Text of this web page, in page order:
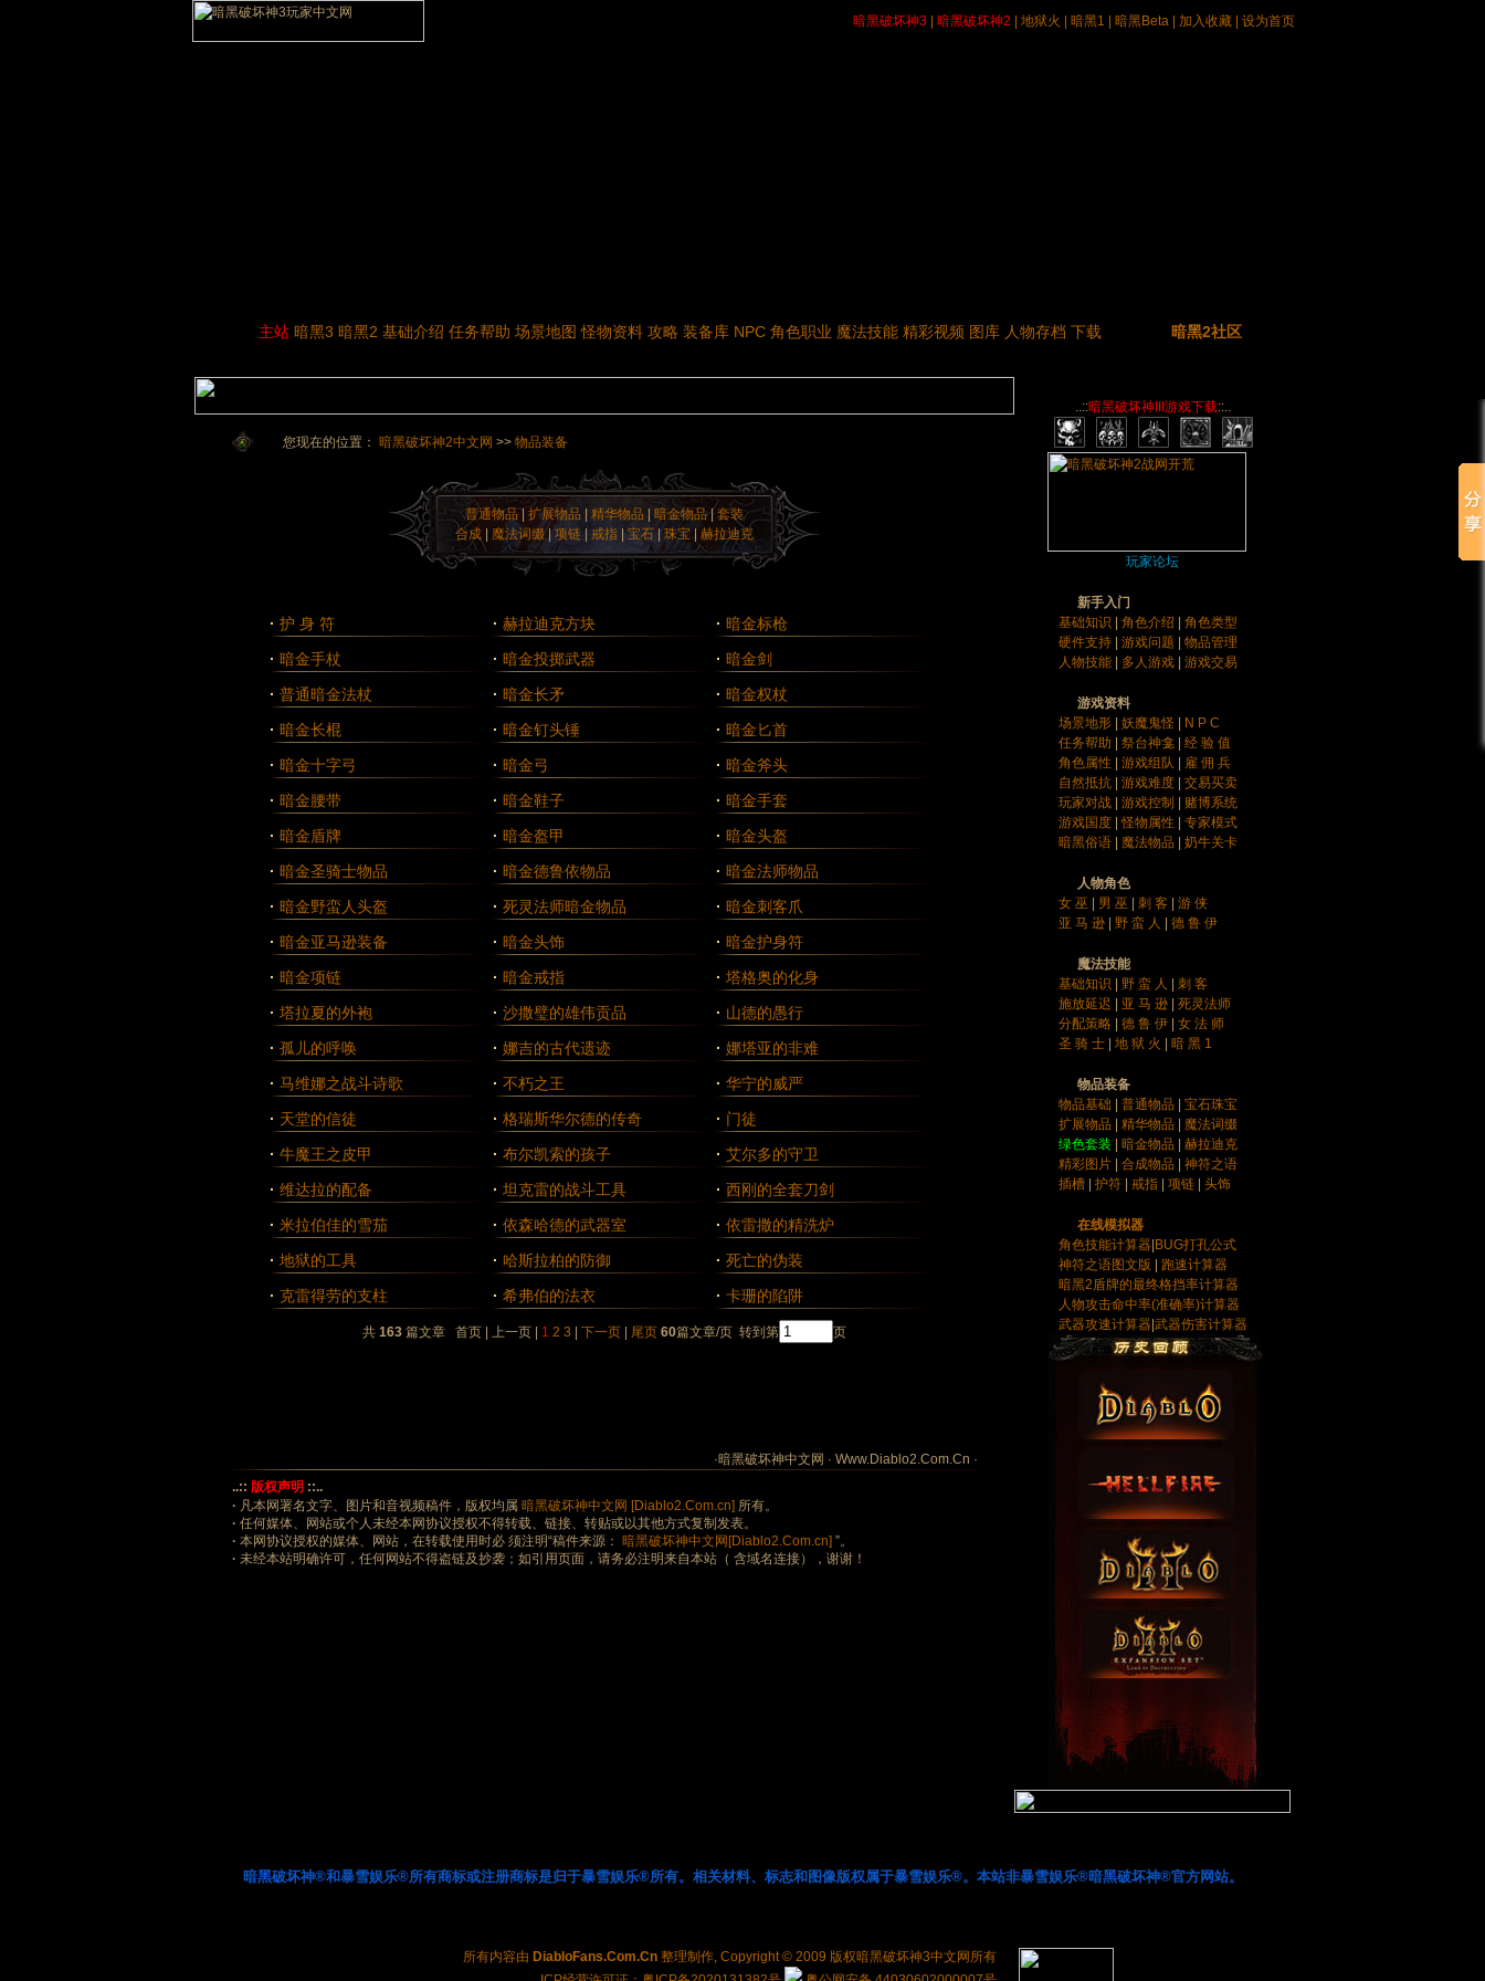
暗黑破坏神3 暗黑破坏神2 地狱火 暗黑1 暗黑Beta 加入收藏 设为首页
主站 暗黑3 暗黑2 基础介绍 任务帮助 场景地图 怪物资料 攻略 装备库 NPC 角色职业 魔法技能 精彩视频 图库 人物存档 下载 暗黑2社区
您现在的位置： 暗黑破坏神2中文网 >> 物品装备
普通物品 | 扩展物品 精华物品 暗金物品|套装
合成
魔法词缀|项链 戒指 |宝石 珠宝 赫拉迪克
· 护 身 符 · 赫拉迪克方块 · 暗金标枪
· 暗金手杖 · 暗金投掷武器 · 暗金剑
· 普通暗金法杖 · 暗金长矛 · 暗金权杖
· 暗金长棍 · 暗金钉头锤 · 暗金匕首
· 暗金十字弓 · 暗金弓 · 暗金斧头
· 暗金腰带 · 暗金鞋子 · 暗金手套
· 暗金盾牌 · 暗金盔甲 · 暗金头盔
· 暗金圣骑士物品 · 暗金德鲁依物品 · 暗金法师物品
· 暗金野蛮人头盔 · 死灵法师暗金物品 · 暗金刺客爪
· 暗金亚马逊装备 · 暗金头饰 · 暗金护身符
· 暗金项链 · 暗金戒指 · 塔格奥的化身
· 塔拉夏的外袍 · 沙撒璧的雄伟贡品 · 山德的愚行
· 孤儿的呼唤 · 娜吉的古代遗迹 · 娜塔亚的非难
· 马维娜之战斗诗歌 · 不朽之王 · 华宁的威严
· 天堂的信徒 · 格瑞斯华尔德的传奇 · 门徒
· 牛魔王之皮甲 · 布尔凯索的孩子 · 艾尔多的守卫
· 维达拉的配备 · 坦克雷的战斗工具 · 西刚的全套刀剑
· 米拉伯佳的雪茄 · 依森哈德的武器室 · 依雷撒的精洗炉
· 地狱的工具 · 哈斯拉柏的防御 · 死亡的伪装
· 克雷得劳的支柱 · 希弗伯的法衣 · 卡珊的陷阱
共 163 篇文章 首页 | 上一页 | 1 2 3 下一页 尾页 60篇文章/页 转到第 页
·暗黑破坏神中文网 · Www.Diablo2.Com.Cn ·
..:: 版权声明 ::..
· 凡本网署名文字、图片和音视频稿件，版权均属 暗黑破坏神中文网 [Diablo2.Com.cn] 所有。
· 任何媒体、网站或个人未经本网协议授权不得转载、链接、转贴或以其他方式复制发表。
· 本网协议授权的媒体、网站，在转载使用时必 须注明“稿件来源： 暗黑破坏神中文网[Diablo2.Com.cn] ”。
· 未经本站明确许可，任何网站不得盗链及抄袭；如引用页面，请务必注明来自本站（ 含域名连接），谢谢！
..::暗黑破坏神III游戏下载::..
玩家论坛
新手入门
基础知识
角色介绍
角色类型
硬件支持
游戏问题
物品管理
人物技能
多人游戏 游戏交易
游戏资料
场景地形
妖魔鬼怪
N P C
任务帮助
祭台神龛
经 验 值
角色属性
游戏组队
雇 佣 兵
自然抵抗
游戏难度
交易买卖
玩家对战
游戏控制
赌博系统
游戏国度 |怪物属性
专家模式
暗黑俗语
魔法物品 奶牛关卡
人物角色
女 巫
男 巫 刺 客
游 侠
亚 马 逊
野 蛮 人 德 鲁 伊
魔法技能
基础知识
野 蛮 人
刺 客
施放延迟
亚 马 逊
死灵法师
分配策略
德 鲁 伊
女 法 师
圣 骑 士
地 狱 火 暗 黑 1
物品装备
物品基础
普通物品 宝石珠宝
扩展物品
精华物品
魔法词缀
绿色套装
暗金物品
赫拉迪克
精彩图片
合成物品
神符之语
插槽
护符 戒指 项链 头饰
在线模拟器
角色技能计算器 BUG打孔公式
神符之语图文版
跑速计算器
暗黑2盾牌的最终格挡率计算器
人物攻击命中率(准确率)计算器
武器攻速计算器 武器伤害计算器
暗黑破坏神®和暴雪娱乐®所有商标或注册商标是归于暴雪娱乐®所有。相关材料、标志和图像版权属于暴雪娱乐®。本站非暴雪娱乐®暗黑破坏神®官方网站。
所有内容由 DiabloFans.Com.Cn 整理制作, Copyright © 2009 版权暗黑破坏神3中文网 所有